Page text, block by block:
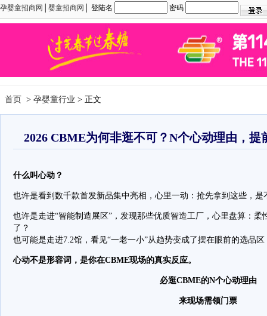
孕婴童招商网 婴童招商网 │ 登陆名 密码
首页 > 孕婴童行业 > 正文
2026 CBME为何非逛不可？N个心动理由，
什么叫心动？
也许是看到数千款首发新品集中亮相，心里一动：抢先拿到这些，是
也许是走进“智能制造展区”，发现那些优质智造工厂，心里盘算：
了？
也可能是走进7.2馆，看见“一老一小”从趋势变成了摆在眼前的选品
心动不是形容词，是你在CBME现场的真实反应。
必逛CBME的N个心动理由
来现场需领门票